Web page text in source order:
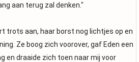
aan terug zal denken."
trots aan, haar borst nog lichtjes op en
Ze boog zich voorover, gaf Eden een
en draaide zich toen naar mij voor